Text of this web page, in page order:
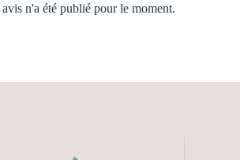
n'a été publié pour le moment.